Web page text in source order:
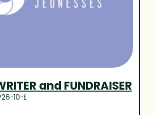
and FUNDRAISER
10-E